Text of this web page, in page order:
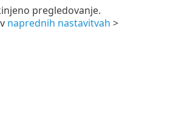
pregledovanje.
v naprednih nastavitvah >